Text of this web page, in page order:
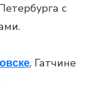
с
, Гатчине